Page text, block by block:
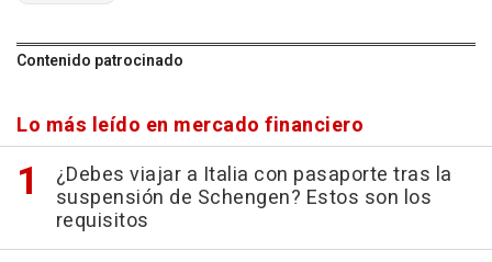
Contenido patrocinado
Lo más leído en mercado financiero
¿Debes viajar a Italia con pasaporte tras la
suspensión de Schengen? Estos son los
requisitos